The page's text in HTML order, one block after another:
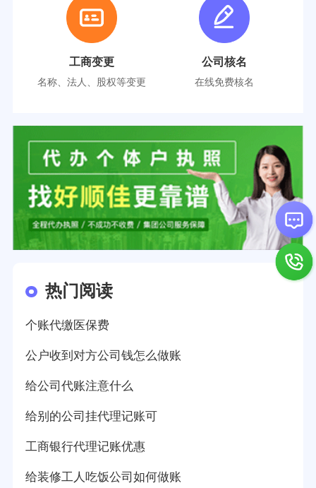
工商变更
名称、法人、股权等变更
公司核名
在线免费核名
热门阅读
个账代缴医保费
公户收到对方公司钱怎么做账
给公司代账注意什么
给别的公司挂代理记账可
工商银行代理记账优惠
给装修工人吃饭公司如何做账